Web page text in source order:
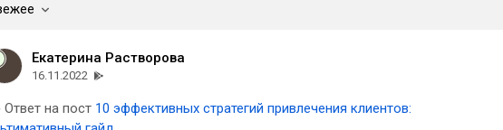
Екатерина Растворова
16.11.2022
Ответ на пост 10 эффективных стратегий привлечения клиентов: